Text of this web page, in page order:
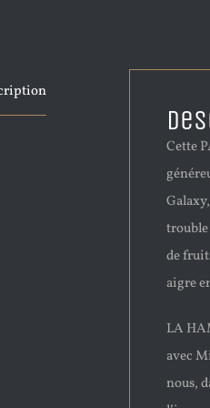
Cette
trouble
de
aigre
LA
avec
nous,